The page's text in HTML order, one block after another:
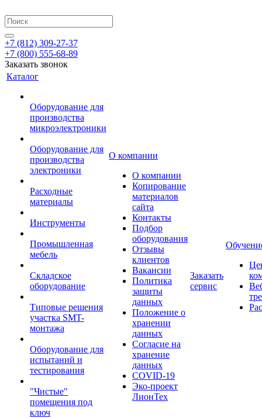
+7 (812) 309-27-37
+7 (800) 555-68-89
Заказать звонок
Каталог
Оборудование для
производства
микроэлектроники
Оборудование для
производства
электроники
Расходные
материалы
Инструменты
Промышленная
мебель
Складское
оборудование
Типовые решения
участка SMT-
монтажа
Оборудование для
испытаний и
тестирования
"Чистые"
помещения под
ключ
О компании
О компании
Копирование
материалов
сайта
Контакты
Подбор
оборудования
Отзывы
клиентов
Вакансии
Политика
защиты
данных
Положение о
хранении
данных
Согласие на
хранение
данных
COVID-19
Эко-проект
ЛионТех
Заказать
сервис